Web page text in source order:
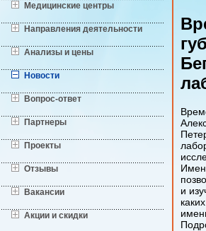
и
Медицинские центры
Направления деятельности
Анализы и цены
Новости
Вопрос-ответ
Партнеры
Проекты
Отзывы
Вакансии
Акции и скидки